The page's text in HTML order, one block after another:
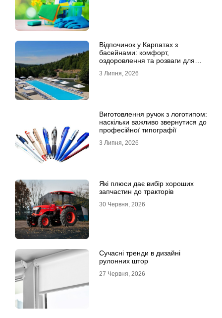
Відпочинок у Карпатах з
басейнами: комфорт,
оздоровлення та розваги для
3 Липня, 2026
Виготовлення ручок з логотипом:
наскільки важливо звернутися до
професійної типографії
3 Липня, 2026
Які плюси дає вибір хороших
запчастин до тракторів
30 Червня, 2026
Сучасні тренди в дизайні
рулонних штор
27 Червня, 2026